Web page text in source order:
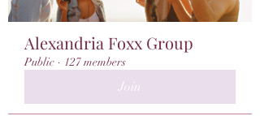
Alexandria Foxx Group
Public · 127 members
Join